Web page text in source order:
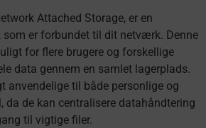
Attached Storage, er en
som er forbundet til dit netværk. Denne
for flere brugere og forskellige
data gennem en samlet lagerplads.
anvendelige til både personlige og
da de kan centralisere datahåndtering
til vigtige filer.